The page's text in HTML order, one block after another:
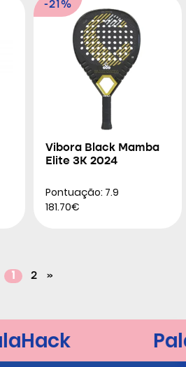
-21%
Vibora Black Mamba
Elite 3K 2024
Pontuação: 7.9
181.70€
1 2 »